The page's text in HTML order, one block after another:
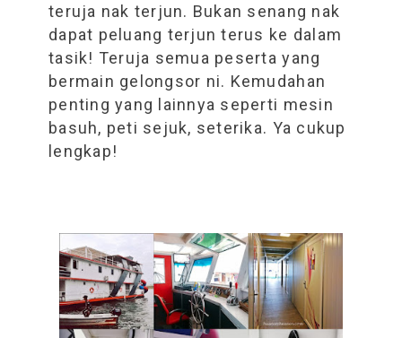
teruja nak terjun. Bukan senang nak
dapat peluang terjun terus ke dalam
tasik! Teruja semua peserta yang
bermain gelongsor ni. Kemudahan
penting yang lainnya seperti mesin
basuh, peti sejuk, seterika. Ya cukup
lengkap!